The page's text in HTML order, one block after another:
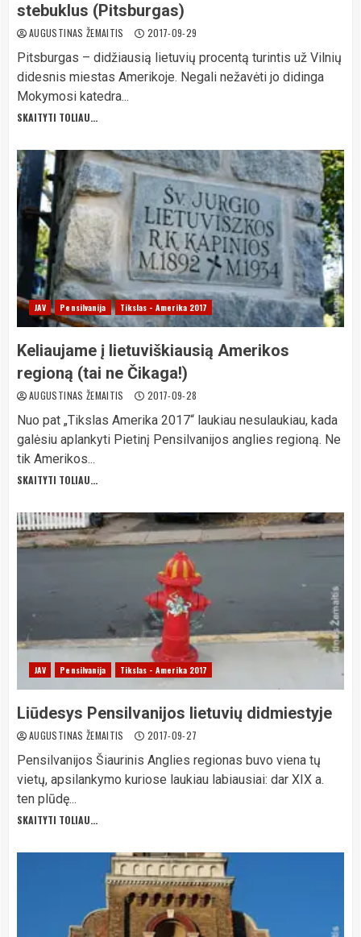
stebuklus (Pitsburgas)
AUGUSTINAS ŽEMAITIS 2017-09-29
Pitsburgas – didžiausią lietuvių procentą turintis už Vilnių
didesnis miestas Amerikoje. Negali nežavėti jo didinga
Mokymosi katedra...
SKAITYTI TOLIAU...
JAV Pensilvanija Tikslas - Amerika 2017
Keliaujame į lietuviškiausią Amerikos
regioną (tai ne Čikaga!)
AUGUSTINAS ŽEMAITIS 2017-09-28
Nuo pat „Tikslas Amerika 2017“ laukiau nesulaukiau, kada
galėsiu aplankyti Pietinį Pensilvanijos anglies regioną. Ne
tik Amerikos...
SKAITYTI TOLIAU...
JAV Pensilvanija Tikslas - Amerika 2017
Liūdesys Pensilvanijos lietuvių didmiestyje
AUGUSTINAS ŽEMAITIS 2017-09-27
Pensilvanijos Šiaurinis Anglies regionas buvo viena tų
vietų, apsilankymo kuriose laukiau labiausiai: dar XIX a.
ten plūdę...
SKAITYTI TOLIAU...